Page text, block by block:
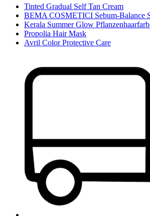
Tinted Gradual Self Tan Cream
BEMA COSMETICI Sebum-Balance
Kerala Summer Glow
Propolia Hair Mask
Avril Color Protective Care